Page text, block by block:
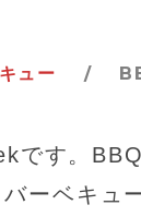
ュー /
です。
ーベキュ